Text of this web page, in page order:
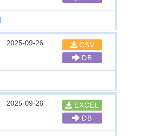
2025-09-26
CSV
DB
2025-09-26
EXCEL
DB